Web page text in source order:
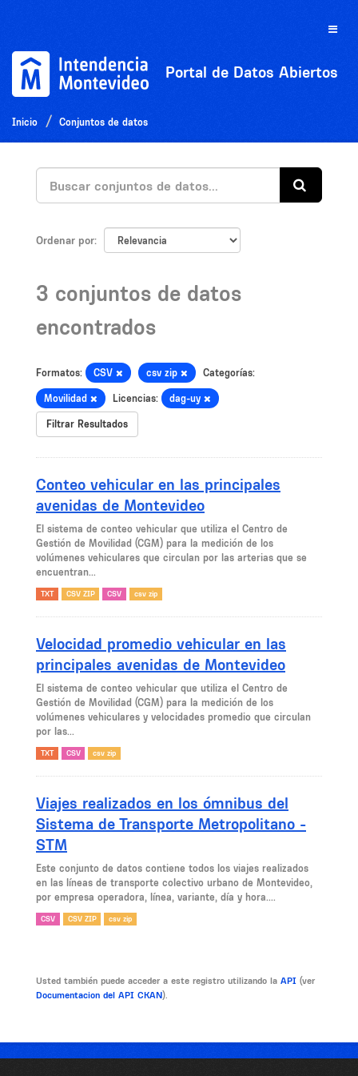
Toggle
Portal de Datos Abiertos
Inicio Conjuntos de datos
Ordenar por
3 conjuntos de datos
encontrados
Formatos: CSV csv zip Categorías:
Movilidad Licencias: dag-uy
Filtrar Resultados
Conteo vehicular en las principales
avenidas de Montevideo
El sistema de conteo vehicular que utiliza el Centro de
Gestión de Movilidad (CGM) para la medición de los
volúmenes vehiculares que circulan por las arterias que se
encuentran...
TXT CSV ZIP CSV csv zip
Velocidad promedio vehicular en las
principales avenidas de Montevideo
El sistema de conteo vehicular que utiliza el Centro de
Gestión de Movilidad (CGM) para la medición de los
volúmenes vehiculares y velocidades promedio que circulan
por las...
TXT CSV csv zip
Viajes realizados en los ómnibus del
Sistema de Transporte Metropolitano -
STM
Este conjunto de datos contiene todos los viajes realizados
en las líneas de transporte colectivo urbano de Montevideo,
por empresa operadora, línea, variante, día y hora....
CSV CSV ZIP csv zip
Usted también puede acceder a este registro utilizando la API (ver
Documentacion del API CKAN).